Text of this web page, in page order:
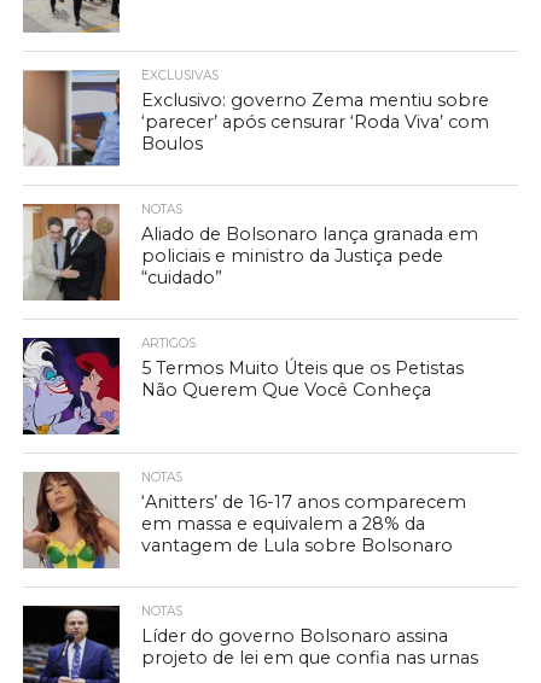
EXCLUSIVAS
Exclusivo: governo Zema mentiu sobre
‘parecer’ após censurar ‘Roda Viva’ com
Boulos
NOTAS
Aliado de Bolsonaro lança granada em
policiais e ministro da Justiça pede
“cuidado”
ARTIGOS
5 Termos Muito Úteis que os Petistas
Não Querem Que Você Conheça
NOTAS
‘Anitters’ de 16-17 anos comparecem
em massa e equivalem a 28% da
vantagem de Lula sobre Bolsonaro
NOTAS
Líder do governo Bolsonaro assina
projeto de lei em que confia nas urnas